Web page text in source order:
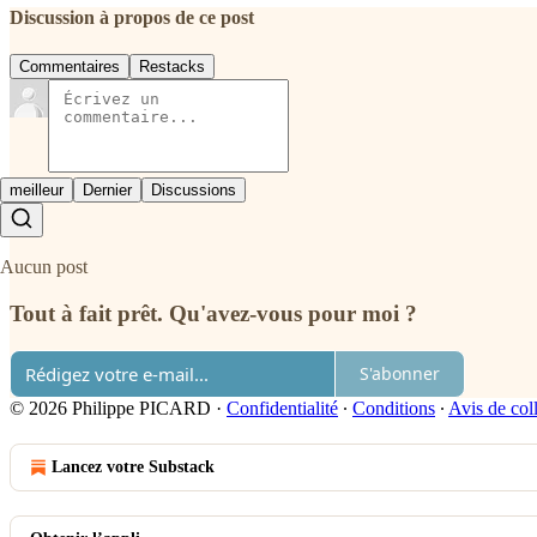
Discussion à propos de ce post
Commentaires Restacks
meilleur Dernier Discussions
Aucun post
Tout à fait prêt. Qu'avez-vous pour moi ?
S'abonner
© 2026 Philippe PICARD · Confidentialité ∙ Conditions ∙ Avis de
Lancez votre Substack